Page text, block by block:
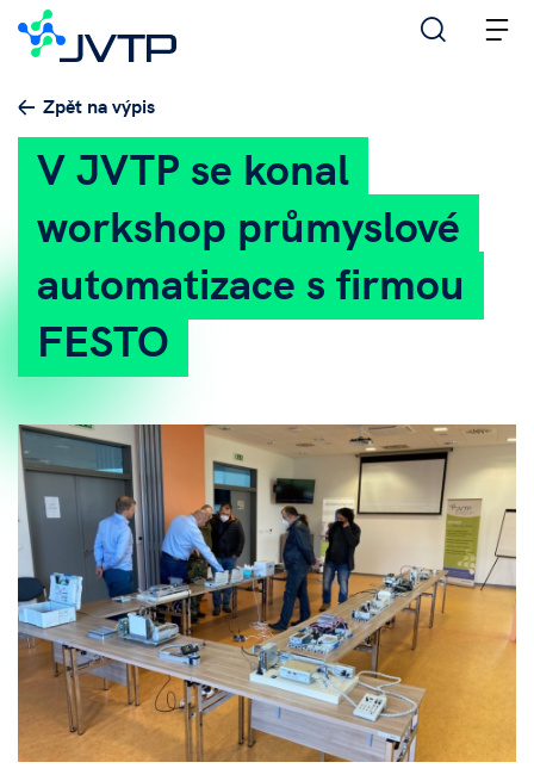
Zpět na výpis
V JVTP se konal
workshop průmyslové
automatizace s firmou
FESTO